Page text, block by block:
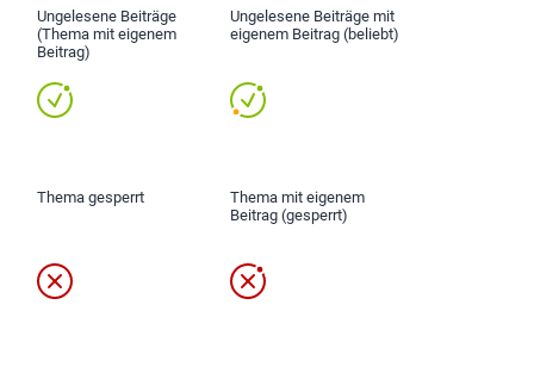
Ungelesene Beiträge
(Thema mit eigenem
Beitrag)
Ungelesene Beiträge mit
eigenem Beitrag (beliebt)
Thema gesperrt
Thema mit eigenem
Beitrag (gesperrt)